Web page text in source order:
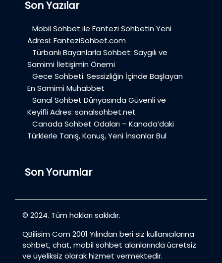
Son Yazılar
Mobil Sohbet ile Fantezi Sohbetin Yeni
Adresi: FanteziSohbet.com
Türbanlı Bayanlarla Sohbet: Saygılı ve
Samimi İletişimin Önemi
Gece Sohbeti: Sessizliğin İçinde Başlayan
En Samimi Muhabbet
Sanal Sohbet Dünyasında Güvenli ve
Keyifli Adres: sanalsohbet.net
Canada Sohbet Odaları – Kanada’daki
Türklerle Tanış, Konuş, Yeni İnsanlar Bul
Son Yorumlar
© 2024. Tüm hakları saklıdır.
QBilisim Com 2001 Yılından beri siz kullanıcılarına
sohbet, chat, mobil sohbet alanlarında ücretsiz
ve üyeliksiz olarak hizmet vermektedir.